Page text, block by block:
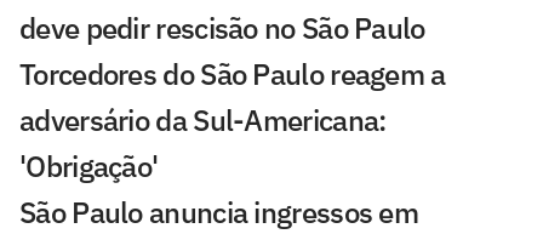
deve pedir rescisão no São Paulo
Torcedores do São Paulo reagem a
adversário da Sul-Americana:
'Obrigação'
São Paulo anuncia ingressos em